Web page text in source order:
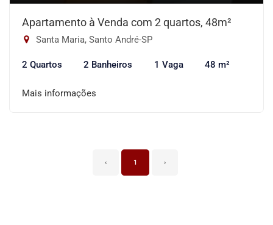
Apartamento à Venda com 2 quartos, 48m²
Santa Maria, Santo André-SP
2 Quartos 2 Banheiros 1 Vaga 48 m²
Mais informações
‹ 1 ›